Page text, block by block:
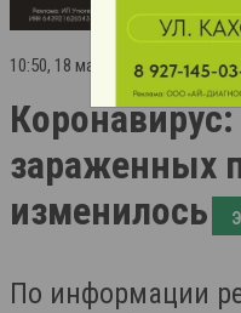
10:50, 18 марта 2025 г.
зараженных
изменилось
По информации